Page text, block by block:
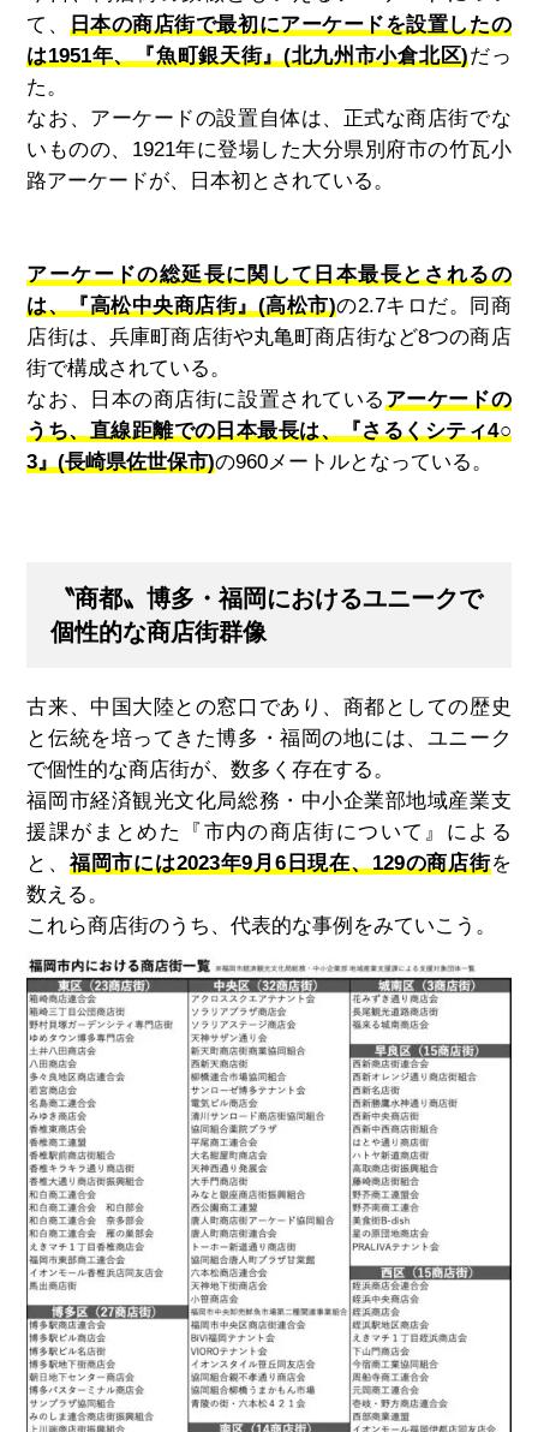
て、 日本の商店街で最初にアーケードを設置したの
は1951年、『魚町銀天街』(北九州市小倉北区)だっ
た。
なお、アーケードの設置自体は、正式な商店街でな
いものの、 1921年に登場した大分県別府市の竹瓦小
路アーケードが、日本初とされている。
アーケードの総延長に関して日本最長とされるの
は、『高松中央商店街』(高松市)の2.7キロ だ。同商
店街は、兵庫町商店街や丸亀町商店街など8つの商店
街で構成されている。
なお、日本の商店街に設置されているアーケードの
うち、直線距離での日本最長は、『さるくシティ4○
3』(長崎県佐世保市)の960メートルとなっている。
〝商都〟博多・福岡におけるユニークで
個性的な商店街群像
古来、中国大陸との窓口であり、商都としての歴史
と伝統を培ってきた博多・福岡の地には、ユニーク
で個性的な商店街が、数多く存在する。
福岡市経済観光文化局総務・中小企業部地域産業支
援課がまとめた『市内の商店街について』による
と、福岡市には2023年9月6日現在、129の商店街を
数える。
これら商店街のうち、代表的な事例をみていこう。